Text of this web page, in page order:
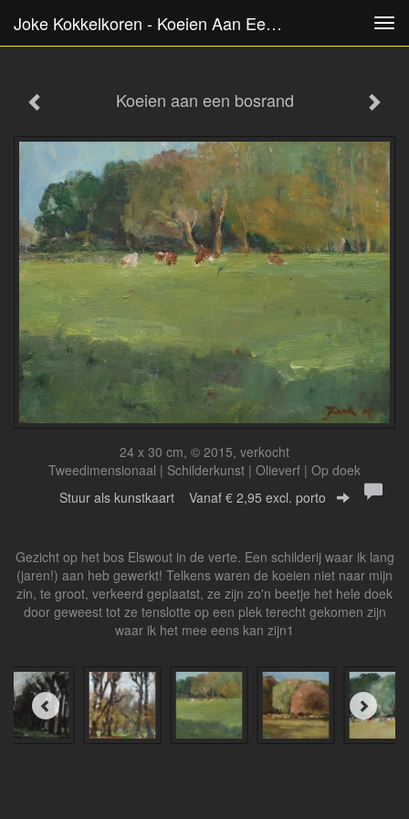
Joke Kokkelkoren - Koeien Aan Een Bosrand
Koeien aan een bosrand
24 x 30 cm, © 2015, verkocht
Tweedimensionaal | Schilderkunst | Olieverf | Op doek
Stuur als kunstkaart Vanaf € 2,95 excl. porto
Gezicht op het bos Elswout in de verte. Een schilderij waar ik lang
(jaren!) aan heb gewerkt! Telkens waren de koeien niet naar mijn
zin, te groot, verkeerd geplaatst, ze zijn zo'n beetje het hele doek
door geweest tot ze tenslotte op een plek terecht gekomen zijn
waar ik het mee eens kan zijn1